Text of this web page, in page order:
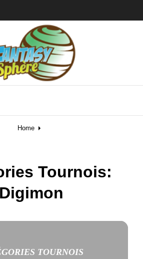
Home
Tournois:
Digimon
TOURNOIS